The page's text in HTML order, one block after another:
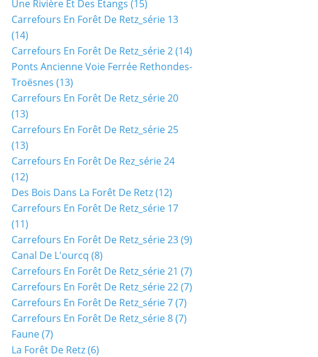
Une Rivière Et Des Étangs (15)
Carrefours En Forêt De Retz_série 13
(14)
Carrefours En Forêt De Retz_série 2(14)
Ponts Ancienne Voie Ferrée Rethondes-
Troësnes (13)
Carrefours En Forêt De Retz_série 20
(13)
Carrefours En Forêt De Retz_série 25
(13)
Carrefours En Forêt De Rez_série 24
(12)
Des Bois Dans La Forêt De Retz(12)
Carrefours En Forêt De Retz_série 17
(11)
Carrefours En Forêt De Retz_série 23(9)
Canal De L'ourcq (8)
Carrefours En Forêt De Retz_série 21 (7)
Carrefours En Forêt De Retz_série 22(7)
Carrefours En Forêt De Retz_série 7(7)
Carrefours En Forêt De Retz_série 8(7)
Faune(7)
La Forêt De Retz(6)